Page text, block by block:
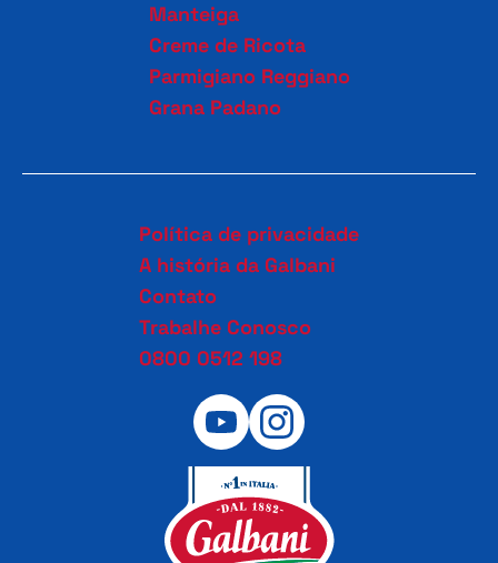
Manteiga
Creme de Ricota
Parmigiano Reggiano
Grana Padano
Política de privacidade
A história da Galbani
Contato
Trabalhe Conosco
0800 0512 198